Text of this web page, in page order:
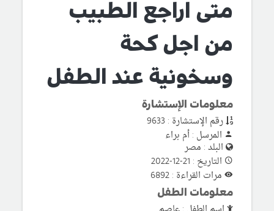
متى اراجع الطبيب
من اجل كحة
وسخونية عند الطفل
معلومات الإستشارة
رقم الإستشارة : 9633
المرسل : أم براء
البلد : مصر
التاريخ : 21-12-2022
مرات القراءة : 6892
معلومات الطفل